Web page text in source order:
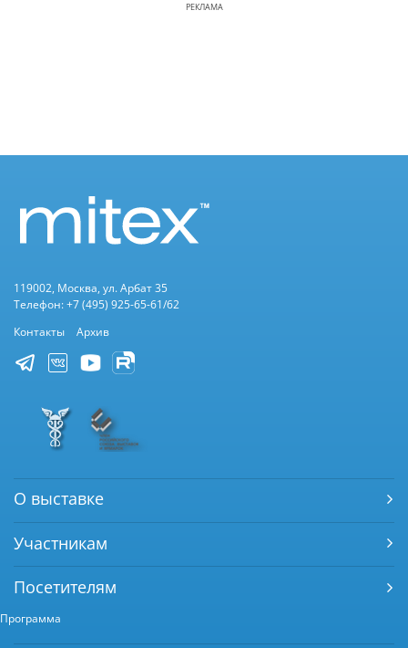
РЕКЛАМА
119002, Москва, ул. Арбат 35
Телефон: +7 (495) 925-65-61/62
Контакты
Архив
О выставке
Участникам
Посетителям
Программа